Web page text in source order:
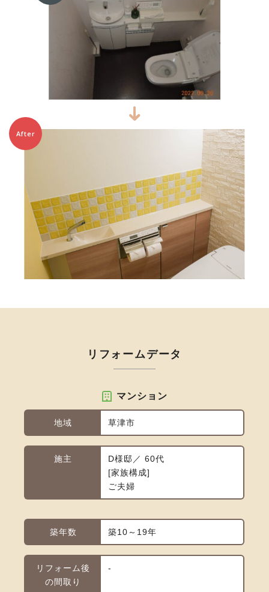
After
リフォームデータ
マンション
地域 草津市
施主
D様邸／ 60代
家族構成
ご夫婦
築年数 築10～19年
リフォーム後
の間取り
-